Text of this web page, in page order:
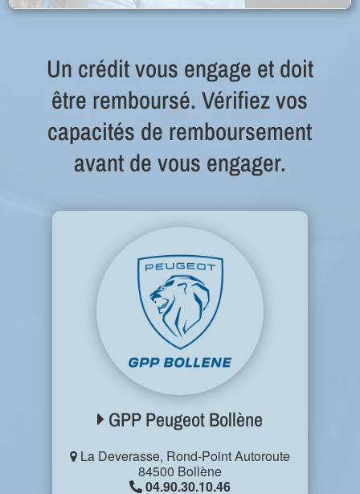
Un crédit vous engage et doit
être remboursé. Vérifiez vos
capacités de remboursement
avant de vous engager.
GPP Peugeot Bollène
La Deverasse, Rond-Point Autoroute
84500 Bollène
04.90.30.10.46